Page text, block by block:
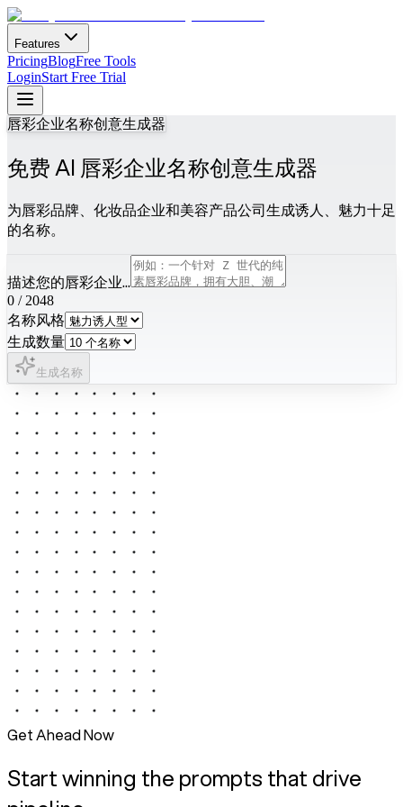
Features
PricingBlogFree Tools
LoginStart Free Trial
唇彩企业名称创意生成器
免费 AI 唇彩企业名称创意生成器
为唇彩品牌、化妆品企业和美容产品公司生成诱人、魅力十足
的名称。
描述您的唇彩企业...
0 / 2048
名称风格
生成数量
生成名称
Get Ahead Now
Start winning the prompts that drive